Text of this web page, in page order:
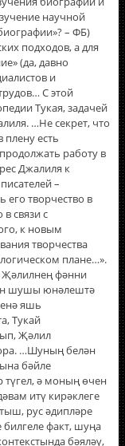
научной
– ФБ)
подходов, а для
(да, давно
и
С этой
Тукая, задачей
…Не секрет, что
есть
работу в
Джалиля к
–
его творчество в
связи с
к новым
творчества
плане…».
Җәлилнең фәнни
шушы юнәлештә
яшь
Тукай
Җәлил
…Шуның белән
бәйле
түгел, ә моның өчен
итү кирәклеге
рус әдипләре
факт, шуңа
бәяләү,